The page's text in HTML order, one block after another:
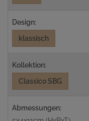
Design:
klassisch
Kollektion:
Classico SBG
Abmessungen: